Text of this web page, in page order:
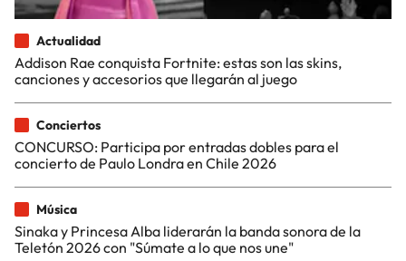
Actualidad
Addison Rae conquista Fortnite: estas son las skins,
canciones y accesorios que llegarán al juego
Conciertos
CONCURSO: Participa por entradas dobles para el
concierto de Paulo Londra en Chile 2026
Música
Sinaka y Princesa Alba liderarán la banda sonora de la
Teletón 2026 con "Súmate a lo que nos une"